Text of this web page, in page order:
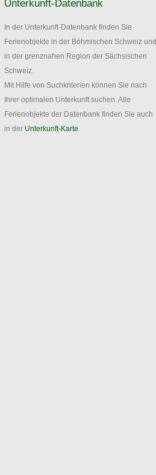
Unterkunft-Datenbank
In der Unterkunft-Datenbank finden Sie
Ferienobjekte in der Böhmischen Schweiz und
in der grenznahen Region der Sächsischen
Schweiz.
Mit Hilfe von Suchkriterien können Sie nach
Ihrer optimalen Unterkunft suchen. Alle
Ferienobjekte der Datenbank finden Sie auch
in der Unterkunft-Karte.